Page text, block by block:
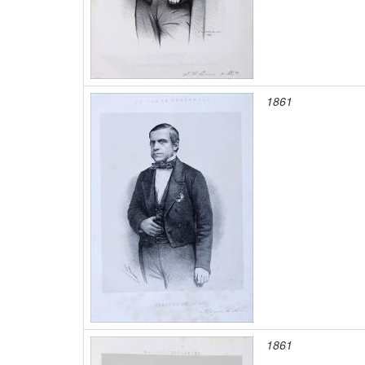
1861
1861